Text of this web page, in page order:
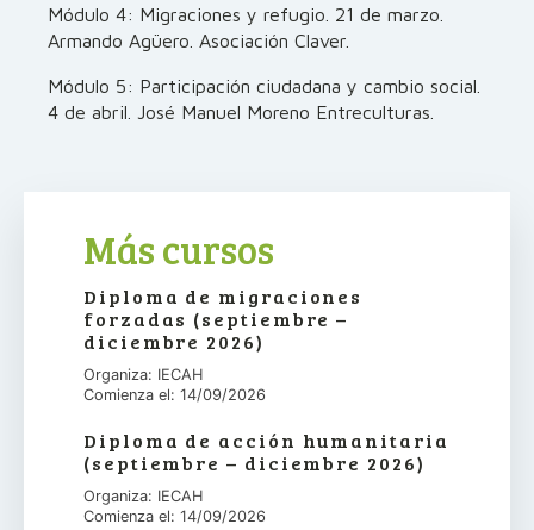
Módulo 4: Migraciones y refugio. 21 de marzo.
Armando Agüero. Asociación Claver.
Módulo 5: Participación ciudadana y cambio social.
4 de abril. José Manuel Moreno Entreculturas.
Más cursos
Diploma de migraciones
forzadas (septiembre –
diciembre 2026)
Organiza: IECAH
Comienza el: 14/09/2026
Diploma de acción humanitaria
(septiembre – diciembre 2026)
Organiza: IECAH
Comienza el: 14/09/2026